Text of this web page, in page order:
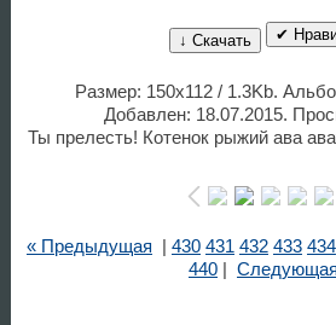
↓ Скачать ✔
Размер: 150x112 / 1.3Kb.
Добавлен: 18.07.2015.
Ты прелесть! Котенок рыжий ава
« Предыдущая 430 431 432 433 434
440|